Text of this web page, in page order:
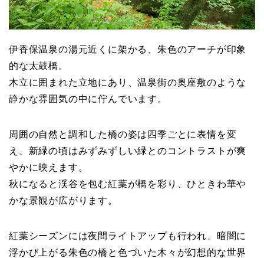
伊香保温泉の湯元近くに架かる、朱色のアーチが印象
的な太鼓橋。
木立に囲まれた立地にあり、温泉街の奥座敷のような
静かな雰囲気の中に佇んでいます。
周囲の自然と調和した橋の姿は四季ごとに表情を変
え、新緑の頃はみずみずしい緑とのコントラストが爽
やかに映えます。
秋になると渓谷を包む紅葉が橋を彩り、ひときわ華や
かな景観が広がります。
紅葉シーズンには夜間ライトアップも行われ、暗闇に
浮かび上がる朱色の橋と色づいた木々が幻想的な世界